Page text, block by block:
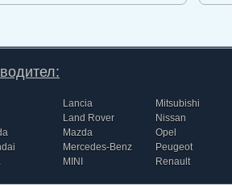
Lancia
Land Rover
Mazda
Mercedes-Benz
MINI
Mitsubishi
Nissan
Opel
Peugeot
Renault